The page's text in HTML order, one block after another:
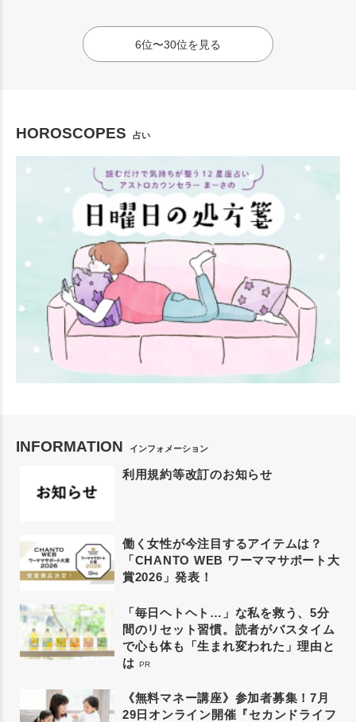
6位〜30位を見る
HOROSCOPES 占い
INFORMATION インフォメーション
利用規約等改訂のお知らせ
働く女性が今注目するアイテムは？
「CHANTO WEB ワーママサポート大
賞2026」発表！
「毎日ヘトヘト…」な私を救う、5分
間のリセット習慣。読者がバスタイム
で心も体も「生まれ変われた」理由と
は PR
《無料マネー講座》参加者募集！7月
29日オンライン開催『セカンドライフ